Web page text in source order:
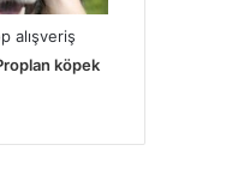
alışveriş
köpek